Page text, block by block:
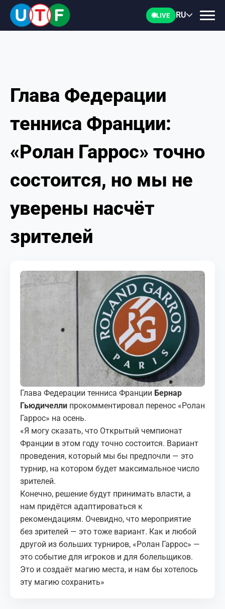
LIVE RU
ГЛАВНАЯ
ФТУ
НОВОСТИ
ДОКУМЕНТЫ
ПЕРСОНАЛИИ
КОНТАКТЫ
Глава Федерации
тенниса Франции:
«Ролан Гаррос» точно
состоится, но мы не
уверены насчёт
зрителей
Глава Федерации тенниса Франции Бернар
Гьюдичелли прокомментировал перенос «Ролан
Гаррос» на осень.
«Я могу сказать, что Открытый чемпионат
Франции в этом году точно состоится. Вариант
проведения, который мы бы предпочли — это
турнир, на котором будет максимальное число
зрителей.
Конечно, решение будут принимать власти, а
нам придётся адаптироваться к
рекомендациям. Очевидно, что мероприятие
без зрителей — это тоже вариант. Как и любой
другой из больших турниров, «Ролан Гаррос» —
это событие для игроков и для болельщиков.
Это и создаёт магию места, и нам бы хотелось
эту магию сохранить»